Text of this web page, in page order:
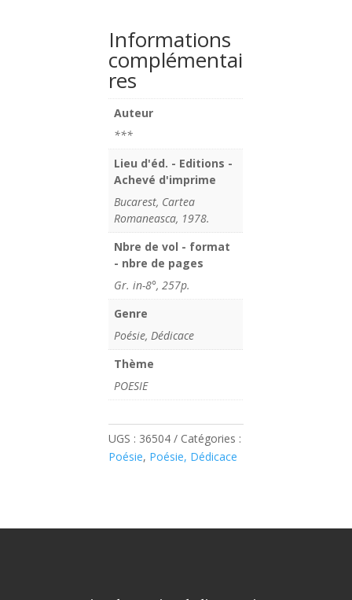
Informations
complémentai
res
Auteur
***
Lieu d'éd. - Editions -
Achevé d'imprime
Bucarest, Cartea
Romaneasca, 1978.
Nbre de vol - format
- nbre de pages
Gr. in-8°, 257p.
Genre
Poésie, Dédicace
Thème
POESIE
UGS : 36504
Catégories :
Poésie, Poésie, Dédicace